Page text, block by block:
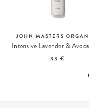
JOHN MASTERS
33 €